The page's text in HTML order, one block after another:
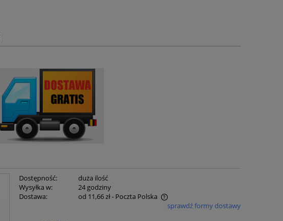
Dostępność:
duża ilość
Wysyłka w:
24 godziny
Dostawa:
od 11,66 zł- Poczta Polska
sprawdź formy dostawy